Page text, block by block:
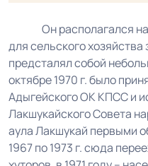
Он располагался
для сельского
предсталял собой
октябре 1970 г. было
Адыгейского ОК КПСС и
Лакшукайского Совета
аула Лакшукай первыми
1967 по 1973 г. сюда